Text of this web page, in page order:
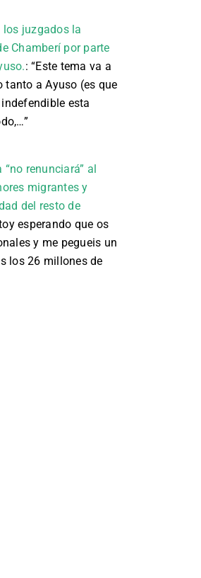
los juzgados la
Chamberí por parte
: “Este tema va a
tanto a Ayuso (es que
esta
”
“no renunciará” al
migrantes y
del resto de
esperando que os
y me pegueis un
los 26 millones de